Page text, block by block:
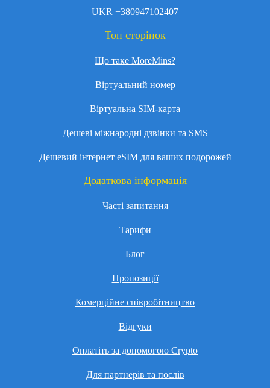
UKR +380947102407
Топ сторінок
Що таке MoreMins?
Віртуальний номер
Віртуальна SIM-карта
Дешеві міжнародні дзвінки та SMS
Дешевий інтернет eSIM для ваших подорожей
Додаткова інформація
Часті запитання
Тарифи
Блог
Пропозиції
Комерційне співробітництво
Відгуки
Оплатіть за допомогою Crypto
Для партнерів та послів